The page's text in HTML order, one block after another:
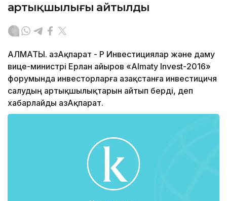
артықшылығы айтылды
АЛМАТЫ. ҚазАқпарат - ҚР Инвестициялар және даму
вице-министрі Ерлан Қайыров «Almaty Іnvest-2016»
форумында инвесторларға Қазақстанға инвестицичя
салудың артықшылықтарын айтып берді, деп
хабарлайды ҚазАқпарат.